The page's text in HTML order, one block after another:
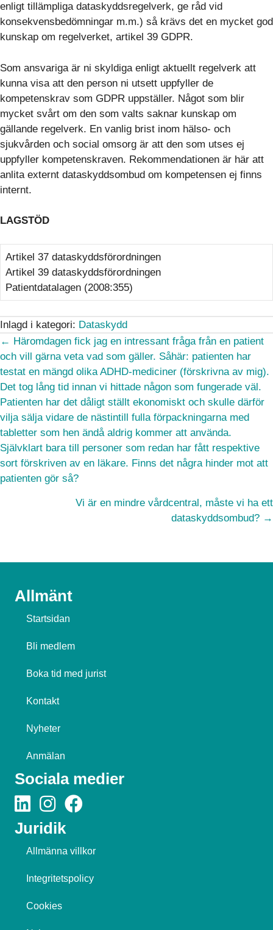
enligt tillämpliga dataskyddsregelverk, ge råd vid
konsekvensbedömningar m.m.) så krävs det en mycket god
kunskap om regelverket, artikel 39 GDPR.
Som ansvariga är ni skyldiga enligt aktuellt regelverk att
kunna visa att den person ni utsett uppfyller de
kompetenskrav som GDPR uppställer. Något som blir
mycket svårt om den som valts saknar kunskap om
gällande regelverk. En vanlig brist inom hälso- och
sjukvården och social omsorg är att den som utses ej
uppfyller kompetenskraven. Rekommendationen är här att
anlita externt dataskyddsombud om kompetensen ej finns
internt.
LAGSTÖD
Artikel 37 dataskyddsförordningen
Artikel 39 dataskyddsförordningen
Patientdatalagen (2008:355)
Inlagd i kategori: Dataskydd
Posts
navigation
← Häromdagen fick jag en intressant fråga från en patient
och vill gärna veta vad som gäller. Såhär: patienten har
testat en mängd olika ADHD-mediciner (förskrivna av mig).
Det tog lång tid innan vi hittade någon som fungerade väl.
Patienten har det dåligt ställt ekonomiskt och skulle därför
vilja sälja vidare de nästintill fulla förpackningarna med
tabletter som hen ändå aldrig kommer att använda.
Självklart bara till personer som redan har fått respektive
sort förskriven av en läkare. Finns det några hinder mot att
patienten gör så?
Vi är en mindre vårdcentral, måste vi ha ett
dataskyddsombud? →
Allmänt
Startsidan
Bli medlem
Boka tid med jurist
Kontakt
Nyheter
Anmälan
Sociala medier
Juridik
Allmänna villkor
Integritetspolicy
Cookies